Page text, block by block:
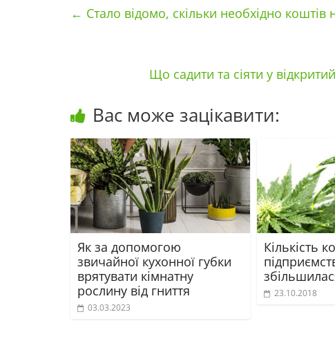
← Стало відомо, скільки необхідно
Що садити та сіяти у
Вас може зацікавити:
Як за допомогою
звичайної кухонної губки
врятувати кімнатну
рослину від гниття
03.03.2023
Кількість
23.10.2018